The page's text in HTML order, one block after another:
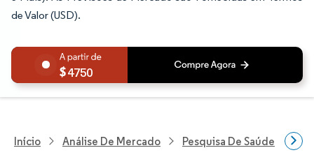
de Valor (USD).
4750
Início Análise De Mercado Pesquisa De Saúde